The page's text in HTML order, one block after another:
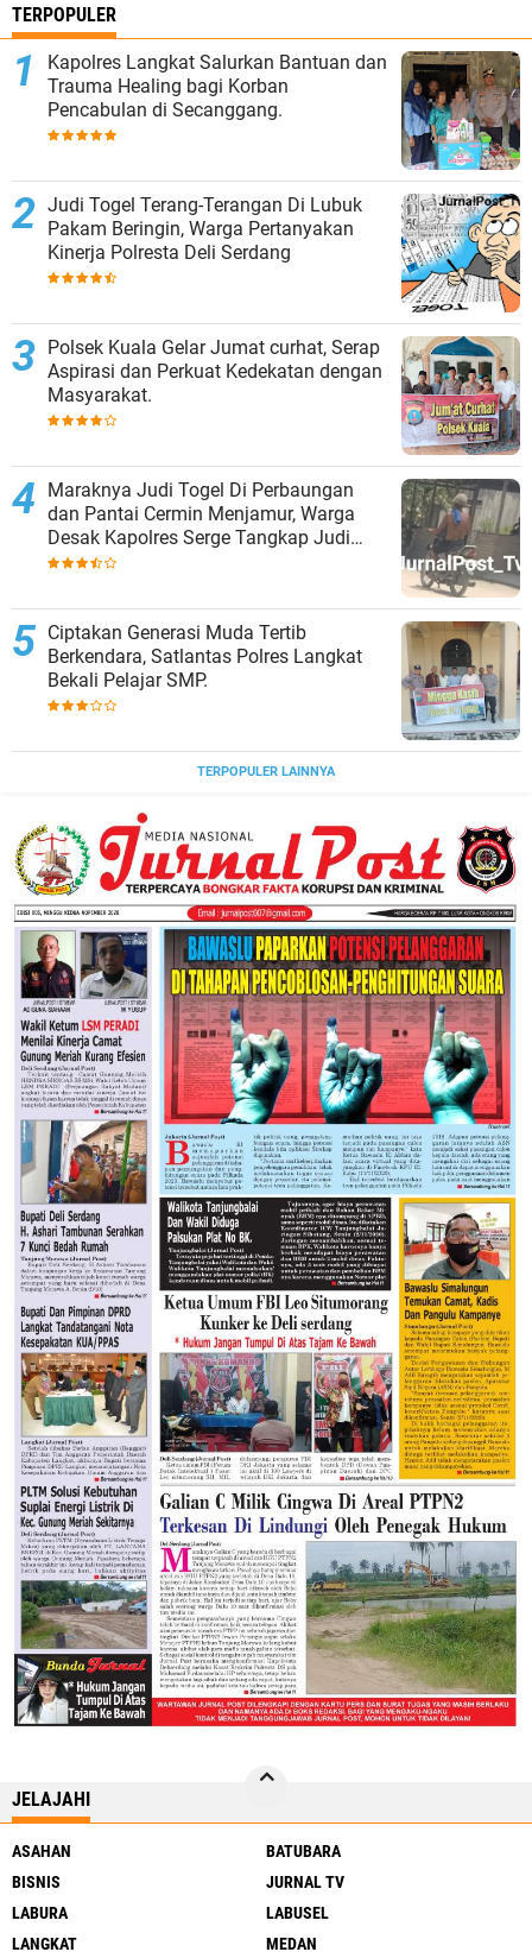
TERPOPULER
Kapolres Langkat Salurkan Bantuan dan
Trauma Healing bagi Korban
Pencabulan di Secanggang.
Judi Togel Terang-Terangan Di Lubuk
Pakam Beringin, Warga Pertanyakan
Kinerja Polresta Deli Serdang
Polsek Kuala Gelar Jumat curhat, Serap
Aspirasi dan Perkuat Kedekatan dengan
Masyarakat.
Maraknya Judi Togel Di Perbaungan
dan Pantai Cermin Menjamur, Warga
Desak Kapolres Serge Tangkap Judi
Togel
Ciptakan Generasi Muda Tertib
Berkendara, Satlantas Polres Langkat
Bekali Pelajar SMP.
TERPOPULER LAINNYA
JELAJAHI
ASAHAN
BATUBARA
BISNIS
JURNAL TV
LABURA
LABUSEL
LANGKAT
MEDAN